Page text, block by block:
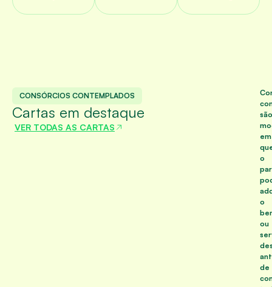
CONSÓRCIOS CONTEMPLADOS
Cartas em destaque
VER TODAS AS CARTAS
são
em
o
o
ou
de